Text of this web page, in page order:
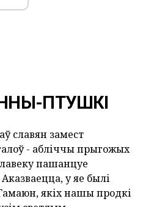
ПТУШКІ
славян замест
- абліччы прыгожых
пашанцуе
у яе былі
якіх нашы продкі